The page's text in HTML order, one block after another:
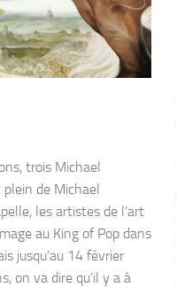
trois Michael
de Michael
les artistes de l’art
au King of Pop dans
jusqu’au 14 février
on va dire qu’il y a à